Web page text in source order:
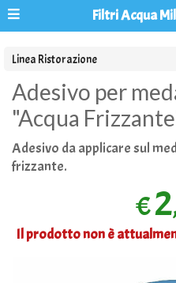
Linea Ristorazione
Adesivo per
"Acqua
Adesivo da applicare sul
frizzante.
€2
Il prodotto non è